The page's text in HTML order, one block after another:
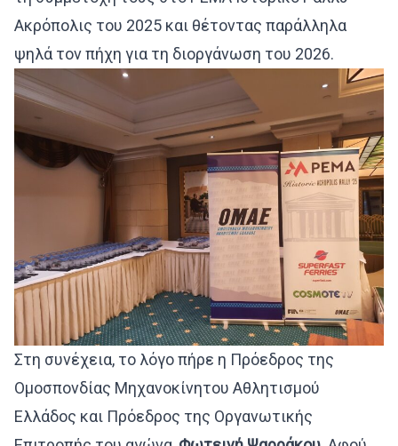
Ακρόπολις του 2025 και θέτοντας παράλληλα
ψηλά τον πήχη για τη διοργάνωση του 2026.
Στη συνέχεια, το λόγο πήρε η Πρόεδρος της
Ομοσπονδίας Μηχανοκίνητου Αθλητισμού
Ελλάδος και Πρόεδρος της Οργανωτικής